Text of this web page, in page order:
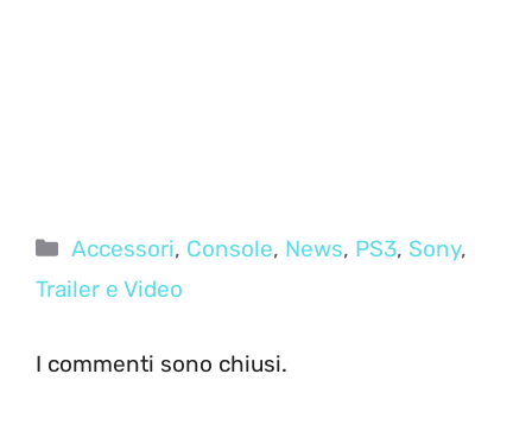
Categorie
Accessori, Console, News, PS3, Sony,
Trailer e Video
I commenti sono chiusi.